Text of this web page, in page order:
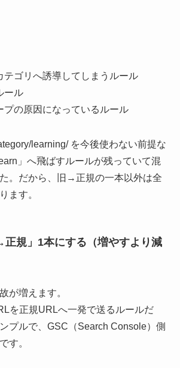
テゴリへ誘導してしまうルール
ール
プの原因になっているルール
learning/ を今後使わない前提な
」へ飛ばすルールが残っていて混
。だから、旧→正規の一本以外は全
ます。
規」1本にする（増やすより減
が増えます。
を正規URLへ一発で送るルールだ
プルで、GSC（Search Console）側
す。